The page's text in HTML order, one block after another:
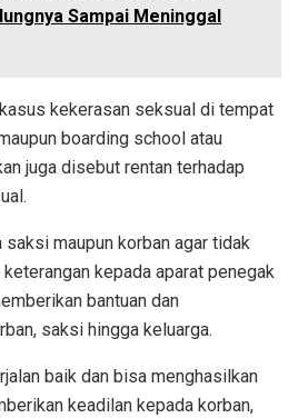
Sampai Meninggal
kekerasan seksual di tempat
boarding school atau
juga disebut rentan terhadap
maupun korban agar tidak
kepada aparat penegak
bantuan dan
saksi hingga keluarga.
baik dan bisa menghasilkan
keadilan kepada korban,